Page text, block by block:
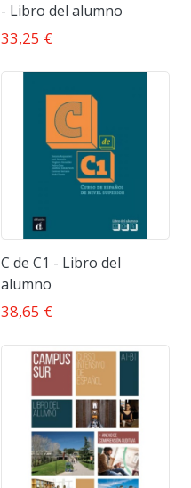
- Libro del alumno
33,25 €
C de C1 - Libro del
alumno
38,65 €